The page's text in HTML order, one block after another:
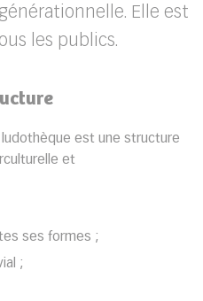
Elle est
les publics.
est une structure
et
ses formes ;
;